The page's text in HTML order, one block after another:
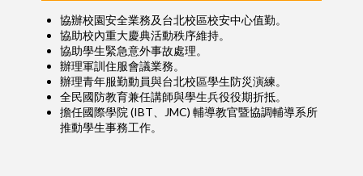
協辦校園安全業務及台北校區校安中心值勤。
協助校內重大慶典活動秩序維持。
協助學生緊急意外事故處理。
辦理軍訓住服會議業務。
辦理青年服勤動員與台北校區學生防災演練。
全民國防教育兼任講師與學生兵役役期折抵。
擔任國際學院 (IBT、JMC) 輔導教官暨協調輔導系所
推動學生事務工作。